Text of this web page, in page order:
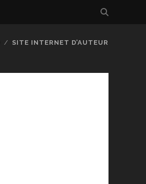
SITE INTERNET D’AUTEUR